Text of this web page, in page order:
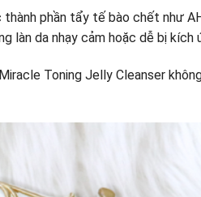
phần tẩy tế bào chết như
làn da nhạy cảm hoặc dễ bị kích
Toning Jelly Cleanser